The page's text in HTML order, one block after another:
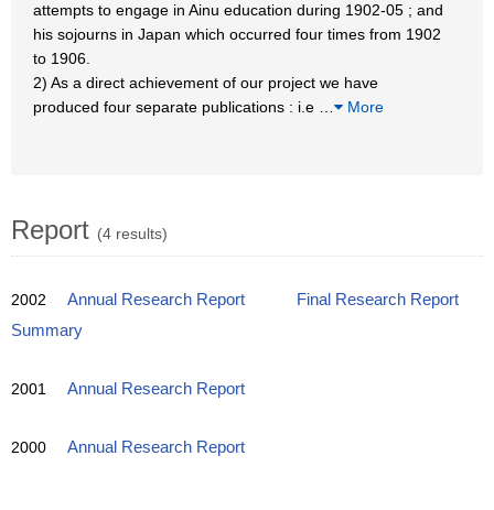
attempts to engage in Ainu education during 1902-05 ; and
his sojourns in Japan which occurred four times from 1902
to 1906.
2) As a direct achievement of our project we have
produced four separate publications : i.e
More
Report (4 results)
2002 Annual Research Report
Final Research Report
Summary
2001 Annual Research Report
2000 Annual Research Report